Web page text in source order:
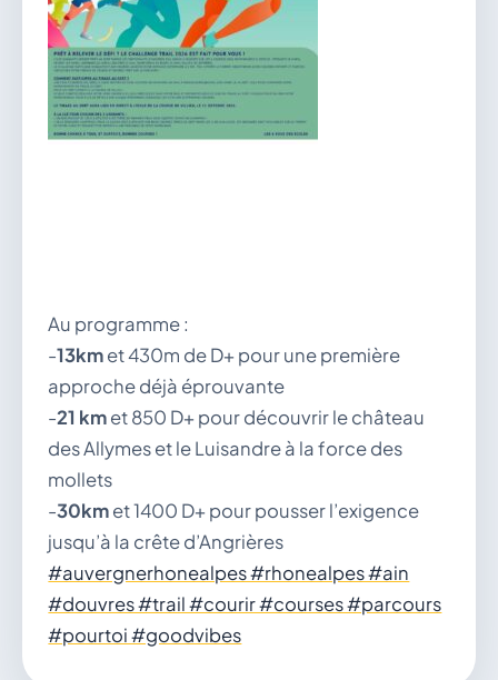
Au programme :
-13kmet 430m de D+ pour une première
approche déjà éprouvante
-21 kmet 850 D+ pour découvrir le château
des Allymes et le Luisandre à la force des
mollets
-30kmet 1400 D+ pour pousser l’exigence
jusqu’à la crête d’Angrières
#auvergnerhonealpes #rhonealpes #ain
#douvres #trail #courir #courses #parcours
#pourtoi #goodvibes